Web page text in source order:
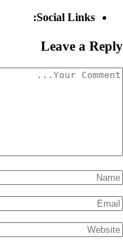
Social Links:
Leave a Reply